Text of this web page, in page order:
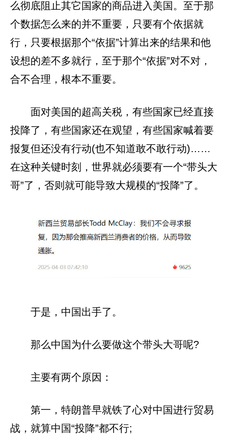
么彻底阻止其它国家的商品进入美国。至于那
个数据怎么来的并不重要，只要有个依据就
行，只要根据那个“依据”计算出来的结果和他
设想的差不多就行，至于那个“依据”对不对，
合不合理，根本不重要。
面对美国的超高关税，有些国家已经直接
投降了，有些国家还在观望，有些国家喊着要
报复但还没有行动(也不知道敢不敢行动)……
在这种关键时刻，世界就必须要有一个“带头大
哥”了，否则就可能导致大规模的“投降”了。
于是，中国出手了。
那么中国为什么要做这个带头大哥呢?
主要有两个原因：
第一，特朗普早就铁了心对中国进行贸易
战，就算中国“投降”都不行;